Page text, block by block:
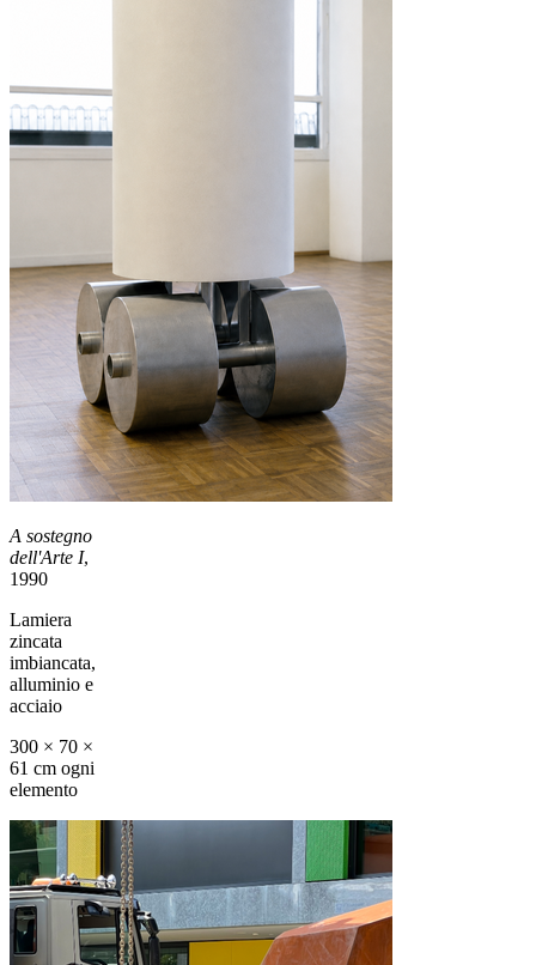
A sostegno
dell'Arte I,
1990
Lamiera
zincata
imbiancata,
alluminio e
acciaio
300 × 70 ×
61 cm ogni
elemento